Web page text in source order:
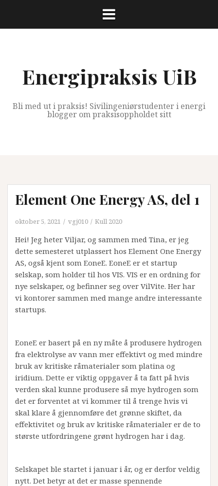
content
Energipraksis UiB
Bli med ut i praksis! Sivilingeniørstudenter i energi
blogger om praksisoppholdet sitt
Element One Energy AS, del 1
oktober 5, 2021 vgj010 Kull 2020
Hei! Jeg heter Viljar, og sammen med Tina, er jeg
dette semesteret utplassert hos Element One Energy
AS, også kjent som EoneE. EoneE er et startup
selskap, som holder til hos VIS. VIS er en ordning for
nye selskaper, og befinner seg over VilVite. Her har
vi kontorer sammen med mange andre interessante
startups.
EoneE er basert på en ny måte å produsere hydrogen
fra elektrolyse av vann mer effektivt og med mindre
bruk av kritiske råmaterialer som platina og
iridium. Dette er viktig oppgaver å ta fatt på hvis
verden skal kunne produsere så mye hydrogen som
det er forventet at vi kommer til å trenge hvis vi
skal klare å gjennomføre det grønne skiftet, da
effektivitet og bruk av kritiske råmaterialer er de to
største utfordringene grønt hydrogen har i dag.
Selskapet ble startet i januar i år, og er derfor veldig
nytt. Det betyr at det er masse spennende